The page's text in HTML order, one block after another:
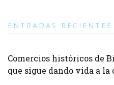
ENTRADAS RECIENTES
Comercios históricos de
que sigue dando vida a la